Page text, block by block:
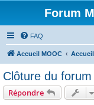
Forum
FAQ
Accueil MOOC
Clôture du forum
Répondre